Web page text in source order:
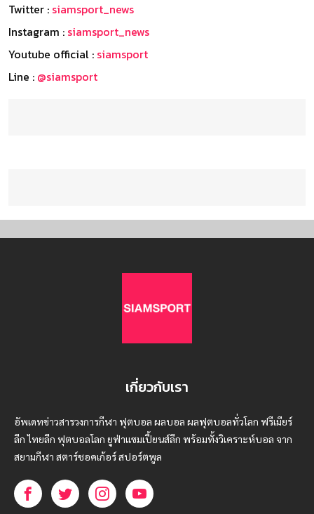
Twitter : siamsport_news
Instagram : siamsport_news
Youtube official : siamsport
Line : @siamsport
เกี่ยวกับเรา
อัพเดทข่าวสารวงการกีฬา ฟุตบอล ผลบอล ผลฟุตบอลทั่วโลก ฟรีเมียร์
ลีก ไทยลีก ฟุตบอลโลก ยูฟ่าแซมเปี้ยนส์ลีก พร้อมทั้งวิเคราะห์บอล จาก
สยามกีฬา สตาร์ชอคเก้อร์ สปอร์ตพูล